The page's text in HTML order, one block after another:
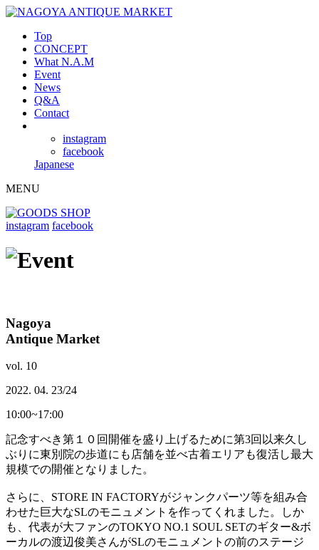
Top
CONCEPT
What N.A.M
Event
News
Q&A
Contact
instagram
facebook
Japanese
MENU
instagram facebook
Nagoya
Antique Market
vol. 10
2022. 04. 23/24
10:00~17:00
記念すべき第１０回開催を盛り上げるために第3回以来久し
ぶりに東別院の歩道にも店舗を並べ古着エリアも復活し最大
規模での開催となりました。
さらに、STORE IN FACTORYがジャンクパーツ等を組み合
わせた巨大なSLのモニュメントを作ってくれました。しか
も、代表が大ファンのTOKYO NO.1 SOUL SETのギター&ボ
ーカルの渡辺俊美さんがSLのモニュメントの前のステージ